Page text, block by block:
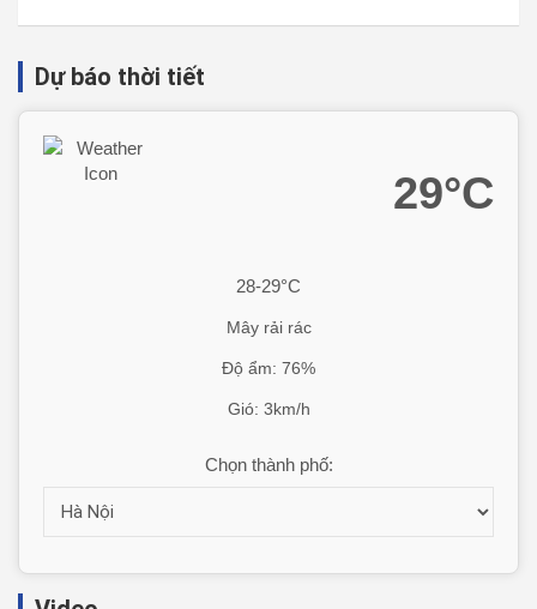
Dự báo thời tiết
29°C
28-29°C
Mây rải rác
Độ ẩm: 76%
Gió: 3km/h
Chọn thành phố: